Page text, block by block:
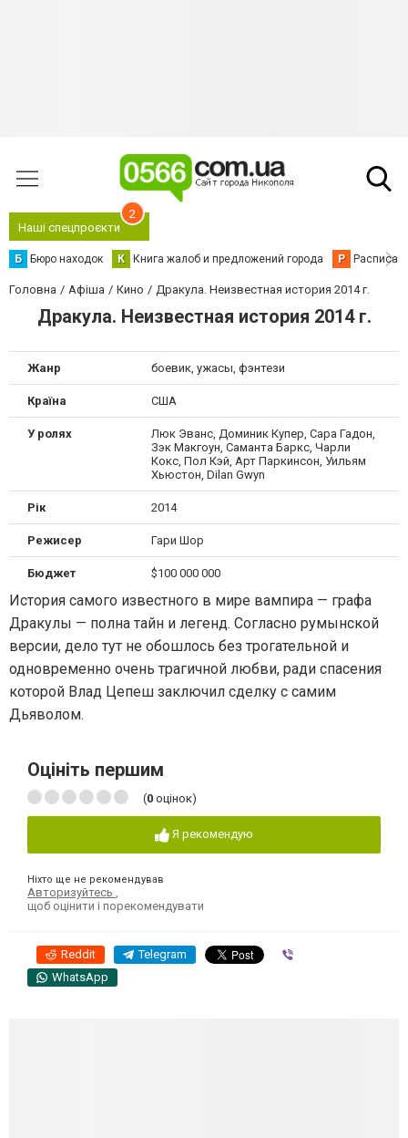
Наші спецпроєкти
2
Б Бюро находок К Книга жалоб и предложений города Р
Головна Афіша Кино Дракула. Неизвестная история 2014 г.
Дракула. Неизвестная история 2014 г.
Жанр боевик, ужасы, фэнтези
Країна США
У ролях
Люк Эванс, Доминик Купер, Сара Гадон,
Зэк Макгоун, Саманта Баркс, Чарли
Кокс, Пол Кэй, Арт Паркинсон, Уильям
Хьюстон, Dilan Gwyn
Рік 2014
Режисер Гари Шор
Бюджет $100 000 000
История самого известного в мире вампира — графа
Дракулы — полна тайн и легенд. Согласно румынской
версии, дело тут не обошлось без трогательной и
одновременно очень трагичной любви, ради спасения
которой Влад Цепеш заключил сделку с самим
Дьяволом.
Оцініть першим
(0 оцінок)
Я рекомендую
Ніхто ще не рекомендував
Авторизуйтесь
щоб оцінити і порекомендувати
Reddit Telegram
WhatsApp